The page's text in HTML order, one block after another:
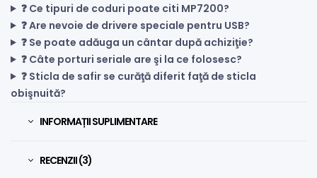
❓ Ce tipuri de coduri poate citi MP7200?
❓ Are nevoie de drivere speciale pentru USB?
❓ Se poate adăuga un cântar după achiziţie?
❓ Câte porturi seriale are şi la ce folosesc?
❓ Sticla de safir se curăţă diferit faţă de sticla
obişnuită?
INFORMAȚII SUPLIMENTARE
RECENZII (3)